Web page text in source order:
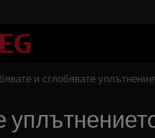
и сглобявате